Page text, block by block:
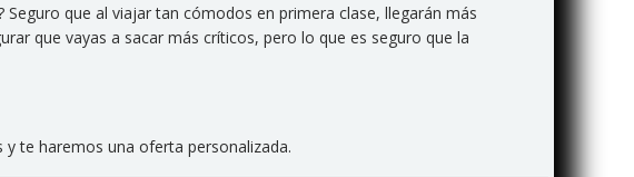
que al viajar tan cómodos en primera clase, llegarán más
que vayas a sacar más críticos, pero lo que es seguro que la
te haremos una oferta personalizada.